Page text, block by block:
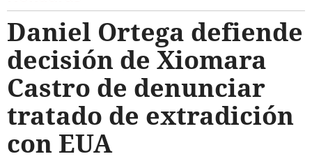
Daniel Ortega defiende
decisión de Xiomara
Castro de denunciar
tratado de extradición
con EUA